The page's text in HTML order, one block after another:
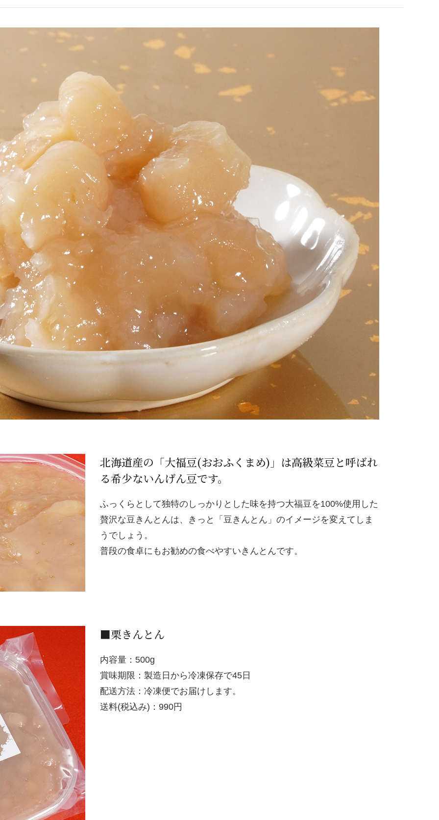
北海道産の「大福豆(おおふくまめ)」は高級菜豆と呼ばれ
る希少ないんげん豆です。
ふっくらとして独特のしっかりとした味を持つ大福豆を100%使用した
贅沢な豆きんとんは、きっと「豆きんとん」のイメージを変えてしま
うでしょう。
普段の食卓にもお勧めの食べやすいきんとんです。
■栗きんとん
内容量：500g
賞味期限：製造日から冷凍保存で45日
配送方法：冷凍便でお届けします。
送料(税込み)：990円